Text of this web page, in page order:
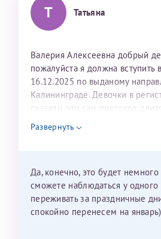
Т Татьяна
Валерия Алексеевна добрый
пожалуйста я должна вступить
16.12.2025 по выданому
Калининграде. Девочки в
сказали, что сам протокол
недель и 3 недели я должна
Можно мне новый год
Развернуть
Да, конечно, это будет
сможете наблюдаться у одного
переживать за праздничные
спокойно перенесем на январь)